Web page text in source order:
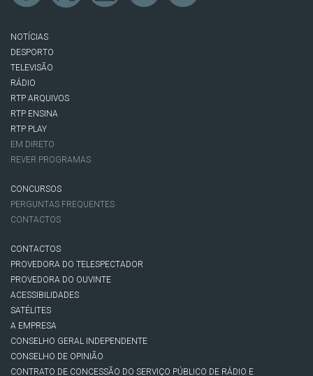
NOTÍCIAS
DESPORTO
TELEVISÃO
RÁDIO
RTP ARQUIVOS
RTP ENSINA
RTP PLAY
EM DIRETO
REVER PROGRAMAS
CONCURSOS
PERGUNTAS FREQUENTES
CONTACTOS
CONTACTOS
PROVEDORA DO TELESPECTADOR
PROVEDORA DO OUVINTE
ACESSIBILIDADES
SATÉLITES
A EMPRESA
CONSELHO GERAL INDEPENDENTE
CONSELHO DE OPINIÃO
CONTRATO DE CONCESSÃO DO SERVIÇO PÚBLICO DE RÁDIO E